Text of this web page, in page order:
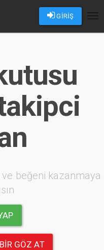
GİRİŞ
beğeni kazanmaya
GÖZ AT